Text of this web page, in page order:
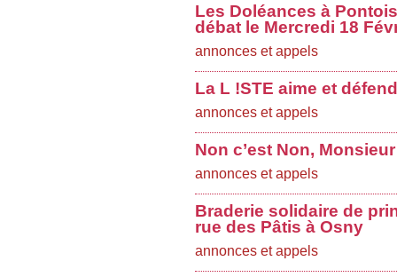
Les Doléances à
débat le Mercredi 18
annonces et appels
La L !STE aime et
annonces et appels
Non c’est Non,
annonces et appels
Braderie solidaire de
rue des Pâtis à Osny
annonces et appels